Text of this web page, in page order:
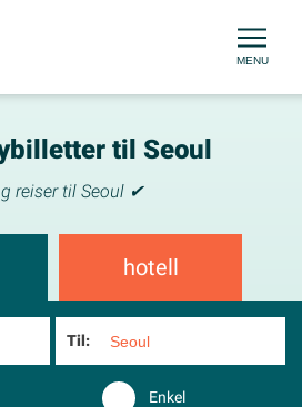
MENU
til Seoul
reiser til Seoul ✔
hotell
Til:
Enkel